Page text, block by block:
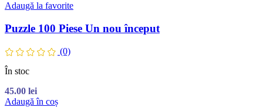
Adaugă la favorite
Puzzle 100 Piese Un nou început
(0)
În stoc
45.00 lei
Adaugă în coș